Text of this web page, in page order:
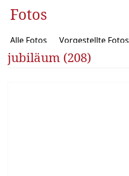
Fotos
Alle Fotos Vorgestellte Fotos
jubiläum (208)